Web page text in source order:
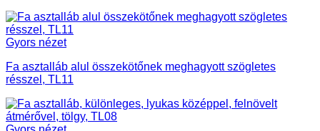
Gyors nézet
Fa asztalláb alul összekötőnek meghagyott szögletes
résszel, TL11